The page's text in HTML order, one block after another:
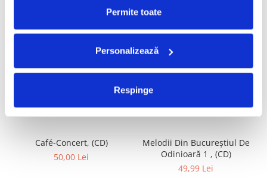
Permite toate
Personalizează
Respinge
IMPREUNA
Café-Concert, (CD)
50,00 Lei
Melodii Din Bucureștiul De
Odinioară 1 , (CD)
49,99 Lei